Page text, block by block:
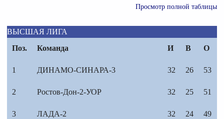
Просмотр полной таблицы
ВЫСШАЯ ЛИГА
Поз.
Команда И В О
1 ДИНАМО-СИНАРА-3 32 26 53
2 Ростов-Дон-2-УОР 32 25 51
3 ЛАДА-2 32 24 49